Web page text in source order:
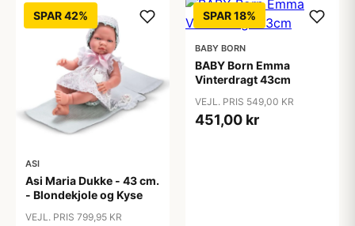
SPAR 42%
ASI
Asi Maria Dukke - 43 cm.
- Blondekjole og Kyse
VEJL. PRIS 799,95 KR
SPAR 18%
BABY BORN
BABY Born Emma
Vinterdragt 43cm
VEJL. PRIS 549,00 KR
451,00 kr